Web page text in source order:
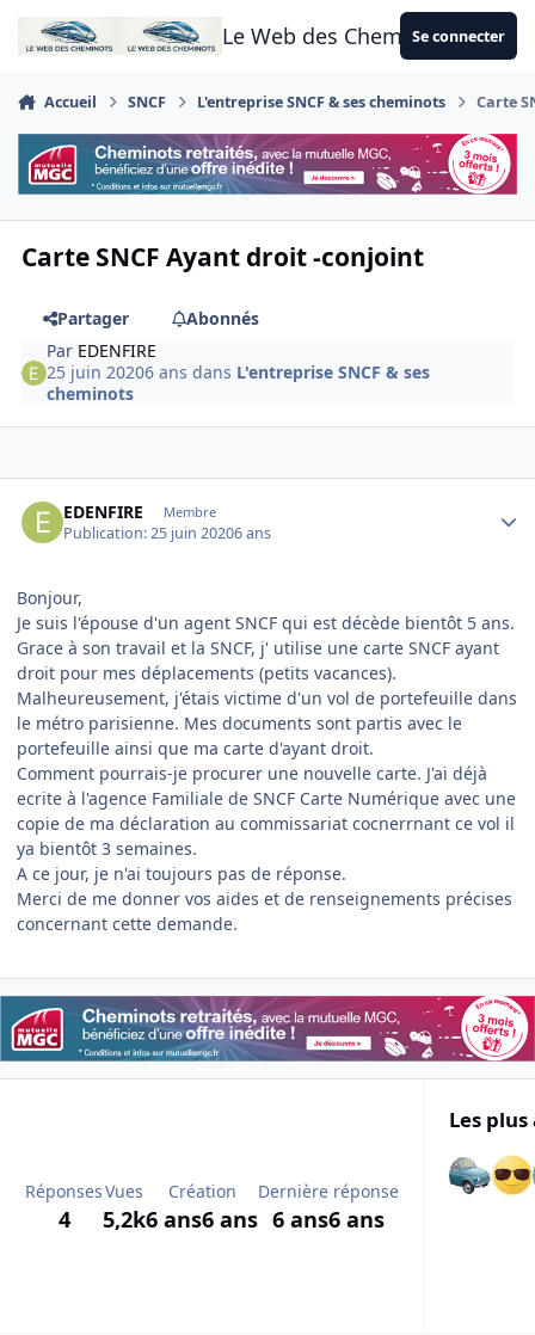
Aller au contenu
Le Web des CheminotsSe connecter
Accueil SNCF L'entreprise SNCF & ses cheminots Carte
Carte SNCF Ayant droit -conjoint
Partager
Abonnés
Par EDENFIRE
25 juin 20206 ans dans L'entreprise SNCF & ses
cheminots
EDENFIRE Membre
Publication:25 juin 20206 ans
Bonjour,
Je suis l'épouse d'un agent SNCF qui est décède bientôt 5 ans.
Grace à son travail et la SNCF, j' utilise une carte SNCF ayant
droit pour mes déplacements (petits vacances).
Malheureusement, j'étais victime d'un vol de portefeuille dans
le métro parisienne. Mes documents sont partis avec le
portefeuille ainsi que ma carte d'ayant droit.
Comment pourrais-je procurer une nouvelle carte. J'ai déjà
ecrite à l'agence Familiale de SNCF Carte Numérique avec une
copie de ma déclaration au commissariat cocnerrnant ce vol il
ya bientôt 3 semaines.
A ce jour, je n'ai toujours pas de réponse.
Merci de me donner vos aides et de renseignements précises
concernant cette demande.
Réponses
4
Vues
5,2k
Création
6 ans6 ans
Dernière réponse
6 ans6 ans
Les